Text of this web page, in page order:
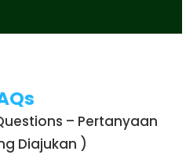
– Pertanyaan
Diajukan )